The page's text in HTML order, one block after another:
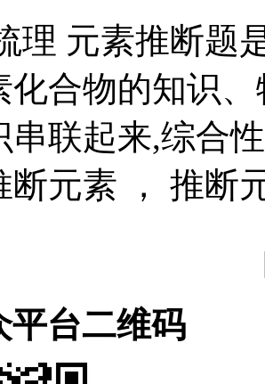
理 元素推断题
化合物的知识
串联起来,综合
断元素 ， 推断
平台二维码